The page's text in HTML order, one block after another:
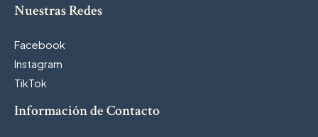
Nuestras Redes
Facebook
Instagram
TikTok
Información de Contacto